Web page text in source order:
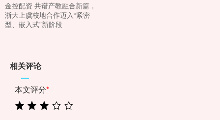
金控配资 共谱产教融合新篇，
浙大上虞校地合作迈入“紧密
型、嵌入式”新阶段
相关评论
本文评分*